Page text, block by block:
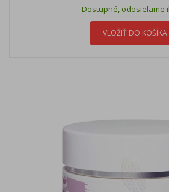
Dostupné, odosielame
VLOŽIŤ DO KOŠÍKA